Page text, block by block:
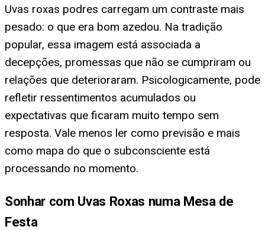
Uvas roxas podres carregam um contraste mais
pesado: o que era bom azedou. Na tradição
popular, essa imagem está associada a
decepções, promessas que não se cumpriram ou
relações que deterioraram. Psicologicamente, pode
refletir ressentimentos acumulados ou
expectativas que ficaram muito tempo sem
resposta. Vale menos ler como previsão e mais
como mapa do que o subconsciente está
processando no momento.
Sonhar com Uvas Roxas numa Mesa de
Festa